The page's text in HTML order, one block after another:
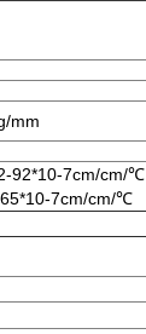
mm
92*10-7cm/cm/℃
7cm/cm/℃